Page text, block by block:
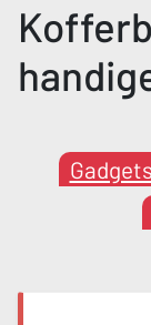
Gadgets